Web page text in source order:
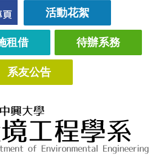
活動花絮
租借 待辦系務
系友公告